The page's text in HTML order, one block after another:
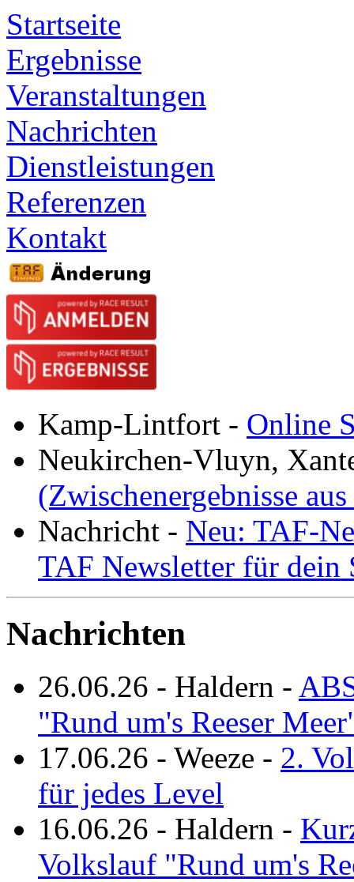
Startseite
Ergebnisse
Veranstaltungen
Nachrichten
Dienstleistungen
Referenzen
Kontakt
Kamp-Lintfort - Online
Neukirchen-Vluyn,
(Zwischenergebnisse
Nachricht - Neu: TAF-
TAF Newsletter für dein
Nachrichten
26.06.26 - Haldern -
"Rund um's Reeser
17.06.26 - Weeze - 2.
für jedes Level
16.06.26 - Haldern -
Volkslauf "Rund um's